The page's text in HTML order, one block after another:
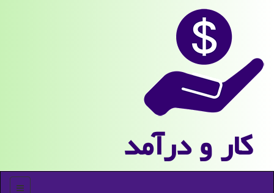
كار و درآمد
منو